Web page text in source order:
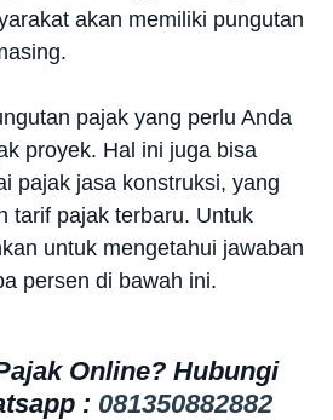
akan memiliki pungutan
pajak yang perlu Anda
proyek. Hal ini juga bisa
pajak jasa konstruksi, yang
tarif pajak terbaru. Untuk
untuk mengetahui jawaban
persen di bawah ini.
Online? Hubungi
: 081350882882